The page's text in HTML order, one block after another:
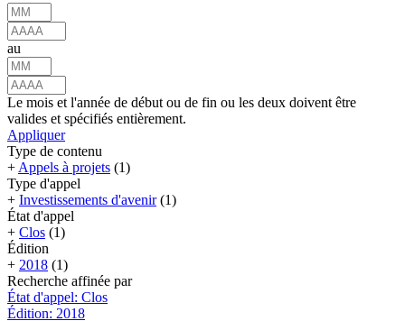
au
Le mois et l'année de début ou de fin ou les deux doivent être
valides et spécifiés entièrement.
Appliquer
Type de contenu
+ Appels à projets (1)
Type d'appel
+ Investissements d'avenir (1)
État d'appel
+ Clos (1)
Édition
+ 2018 (1)
Recherche affinée par
État d'appel: Clos
Édition: 2018